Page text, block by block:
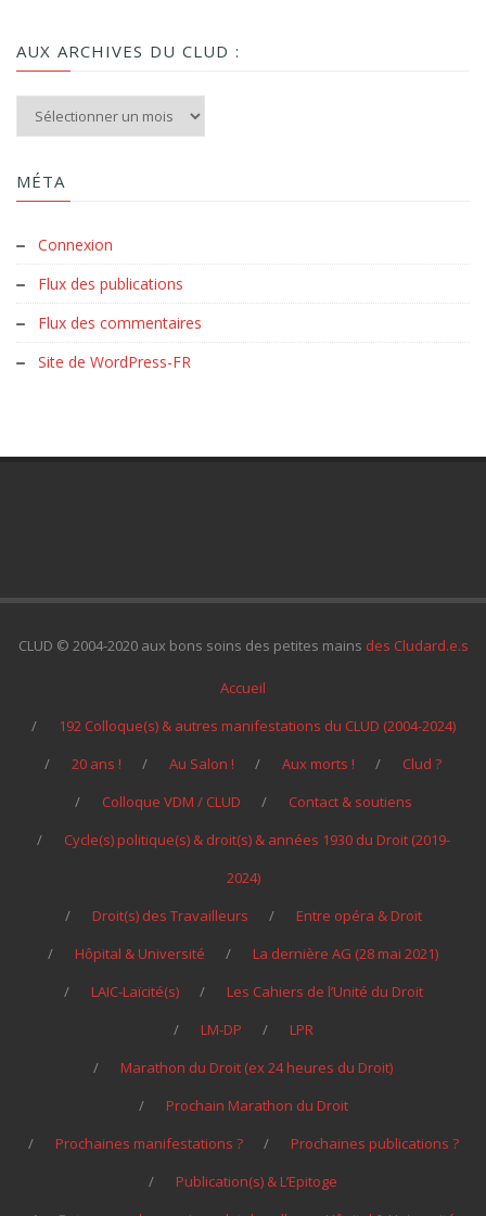
AUX ARCHIVES DU CLUD :
Aux archives du Clud :
MÉTA
Connexion
Flux des publications
Flux des commentaires
Site de WordPress-FR
CLUD © 2004-2020 aux bons soins des petites mains des Cludard.e.s
Accueil
192 Colloque(s) & autres manifestations du CLUD (2004-2024)
20 ans !
Au Salon ! Aux morts !
Clud ?
Colloque VDM / CLUD
Contact & soutiens
Cycle(s) politique(s) & droit(s) & années 1930 du Droit (2019-
2024)
Droit(s) des Travailleurs
Entre opéra & Droit
Hôpital & Université
La dernière AG (28 mai 2021)
LAIC-Laïcité(s)
Les Cahiers de l’Unité du Droit
LM-DP
LPR
Marathon du Droit (ex 24 heures du Droit)
Prochain Marathon du Droit
Prochaines manifestations ?
Prochaines publications ?
Publication(s) & L’Epitoge